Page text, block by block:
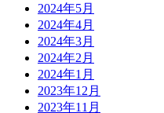
2024年5月
2024年4月
2024年3月
2024年2月
2024年1月
2023年12月
2023年11月